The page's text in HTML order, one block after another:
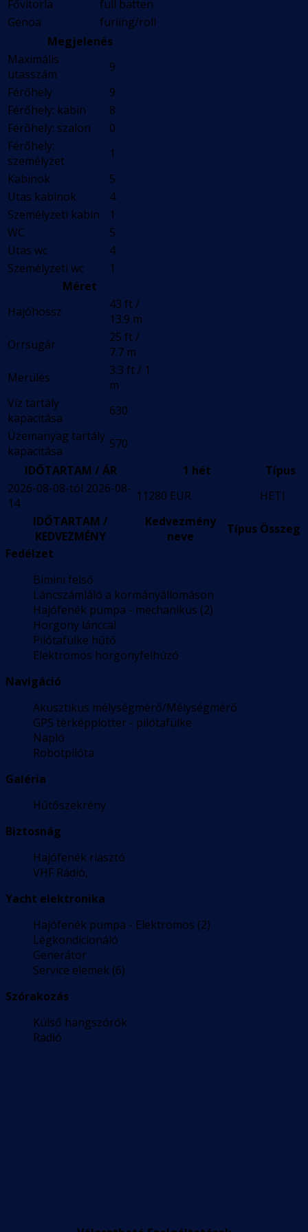
Fővitorla
full batten
Genoa
furling/roll
Megjelenés
Maximális
utasszám
9
Férőhely
9
Férőhely: kabin
8
Férőhely: szalon
0
Férőhely:
személyzet
1
Kabinok
5
Utas kabinok
4
Személyzeti kabin
1
WC
5
Utas wc
4
Személyzeti wc
1
Méret
Hajóhossz
43 ft /
13.9 m
Orrsugár
25 ft /
7.7 m
Merülés
3.3 ft / 1
m
Víz tartály
kapacitása
630
Üzemanyag tartály
kapacitása
570
IDŐTARTAM / ÁR
1 hét
Típus
2026-08-08-tól 2026-08-
14
11280 EUR
HETI
IDŐTARTAM /
KEDVEZMÉNY
Kedvezmény
neve
Típus Összeg
Fedélzet
Bimini felső
Láncszámláló a kormányállomáson
Hajófenék pumpa - mechanikus (2)
Horgony lánccal
Pilótafülke hűtő
Elektromos horgonyfelhúzó
Navigáció
Akusztikus mélységmérő/Mélységmérő
GPS térképplotter - pilótafülke
Napló
Robotpilóta
Galéria
Hűtőszekrény
Biztosnág
Hajófenék riasztó
VHF Rádió,
Yacht elektronika
Hajófenék pumpa - Elektromos (2)
Légkondicionáló
Generátor
Service elemek (6)
Szórakozás
Külső hangszórók
Rádió